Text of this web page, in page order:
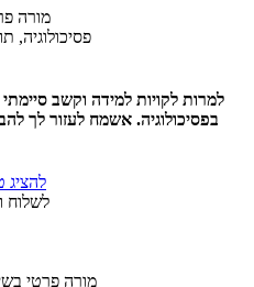
מורה
פסיכולוגיה,
למרות לקויות למידה וקשב
בפסיכולוגיה. אשמח לעזור לך
להציג
לשלוח